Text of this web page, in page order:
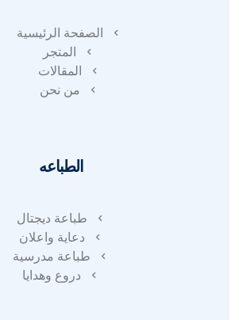
الصفحة الرئيسية
المتجر
المقالات
من نحن
الطباعه
طباعة ديجتال
دعاية واعلان
طباعة مدرسية
دروع وهدايا